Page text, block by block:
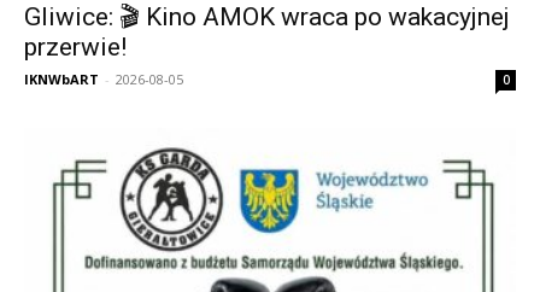
Gliwice: 🎬 Kino AMOK wraca po wakacyjnej
przerwie!
IKNWbART - 2026-08-05 0